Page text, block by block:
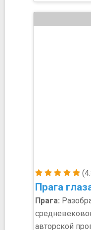
Прага
Прага:
авторской